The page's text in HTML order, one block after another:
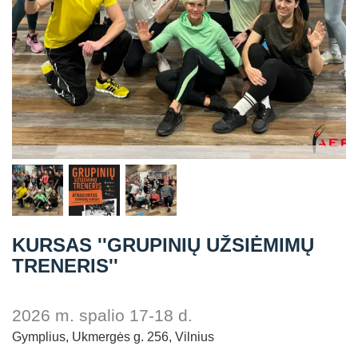
Straipsniai
Sėkmės istorijos
Atsiliepimai
Kontaktai
KURSAS ''GRUPINIŲ UŽSIĖMIMŲ
TRENERIS''
2026 m. spalio 17-18 d.
Gymplius, Ukmergės g. 256, Vilnius